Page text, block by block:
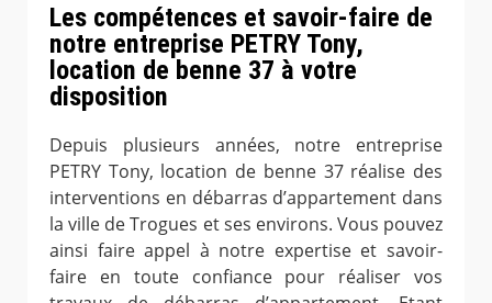
Les compétences et savoir-faire de
notre entreprise PETRY Tony,
location de benne 37 à votre
disposition
Depuis plusieurs années, notre entreprise
PETRY Tony, location de benne 37 réalise des
interventions en débarras d’appartement dans
la ville de Trogues et ses environs. Vous pouvez
ainsi faire appel à notre expertise et savoir-
faire en toute confiance pour réaliser vos